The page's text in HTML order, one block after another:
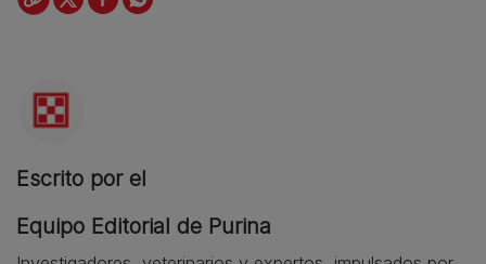
Escrito por el
Equipo Editorial de Purina